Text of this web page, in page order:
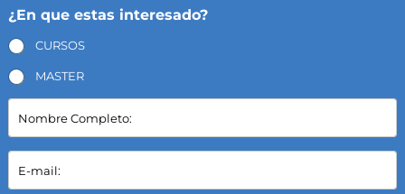
¿En que estas interesado?
CURSOS
MASTER
N
m
b
E